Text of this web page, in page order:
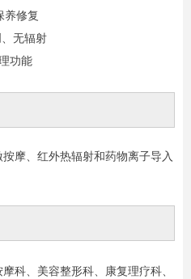
修复
无辐射
功能
摩、红外热辐射和药物离子导入
科、美容整形科、康复理疗科、